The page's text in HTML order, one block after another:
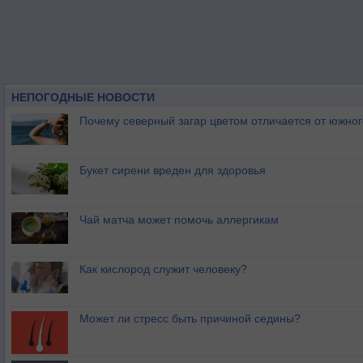
НЕПОГОДНЫЕ НОВОСТИ
Почему северный загар цветом отличается от
Букет сирени вреден для здоровья
Чай матча может помочь аллергикам
Как кислород служит человеку?
Может ли стресс быть причиной седины?